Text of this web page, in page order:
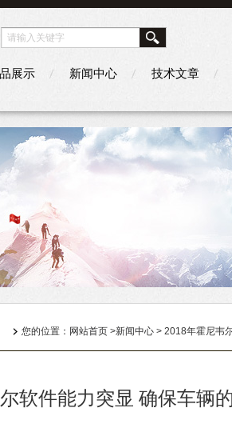
展示 新闻中心 技术文章
您的位置： 网站首页 >新闻中心 > 2018年霍尼韦
软件能力突显 确保车辆